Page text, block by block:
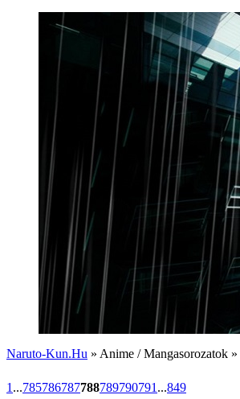
Naruto-Kun.Hu » Anime / Mangasorozatok »
1 ...785786787788789790791 ...849